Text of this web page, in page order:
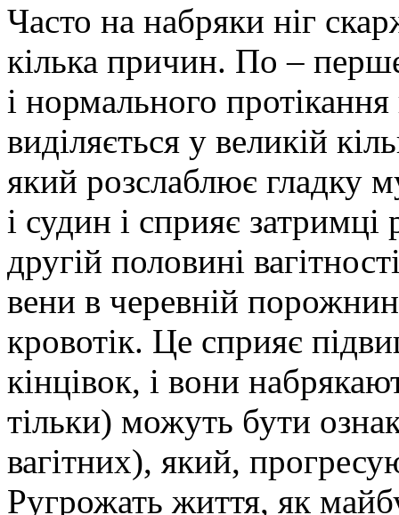
Часто на набряки ніг
кілька причин. По –
і нормального протікання
виділяється у великій
який розслаблює гладку
і судин і сприяє
другій половині
вени в черевній
кровотік. Це сприяє
кінцівок, і вони
тільки) можуть бути
вагітних), який,
Pугрожать життя, як